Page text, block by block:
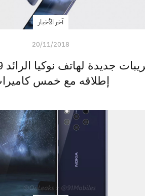
آخر الأخبار
20/11/2018
إطلاقه مع خمس